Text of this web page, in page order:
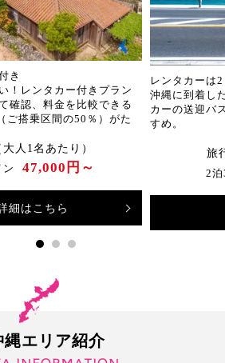
き
！レンタカー付きプラン
確認、料金を比較できる
ご搭乗区間の50％）がた
人1名あたり）
ン 47,000円～
細はこちら
レンタカーは
沖縄に到着し
カーの送迎バ
すめ。
旅
2
縄エリア紹介